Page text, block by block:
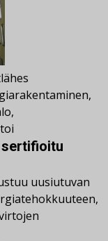
lähes
,
,
sertifioitu
uusiutuvan